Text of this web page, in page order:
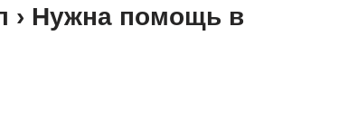
› Нужна помощь в